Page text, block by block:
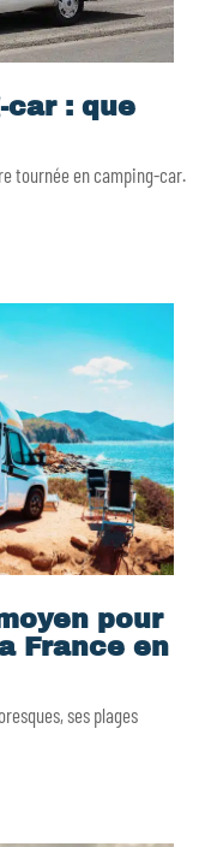
car : que
tournée en camping-car.
pour
France en
ses plages